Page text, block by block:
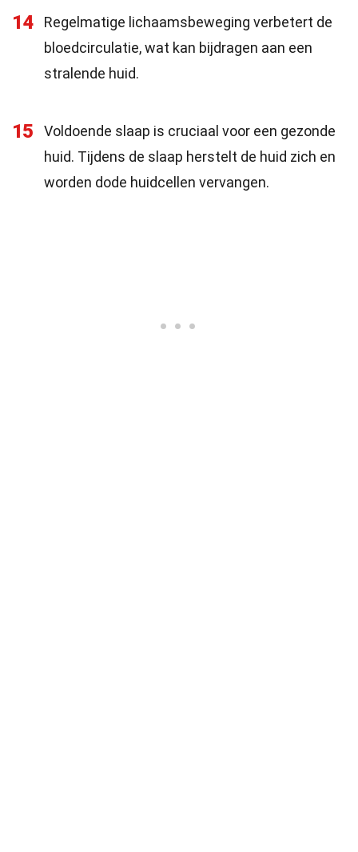
14
Regelmatige lichaamsbeweging verbetert de
bloedcirculatie, wat kan bijdragen aan een
stralende huid.
15
Voldoende slaap is cruciaal voor een gezonde
huid. Tijdens de slaap herstelt de huid zich en
worden dode huidcellen vervangen.